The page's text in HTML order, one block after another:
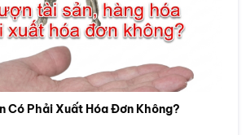
Có Phải Xuất Hóa Đơn Không?